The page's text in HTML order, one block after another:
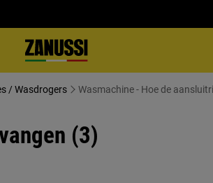
/ Wasdrogers Wasmachine - Hoe de
(3)